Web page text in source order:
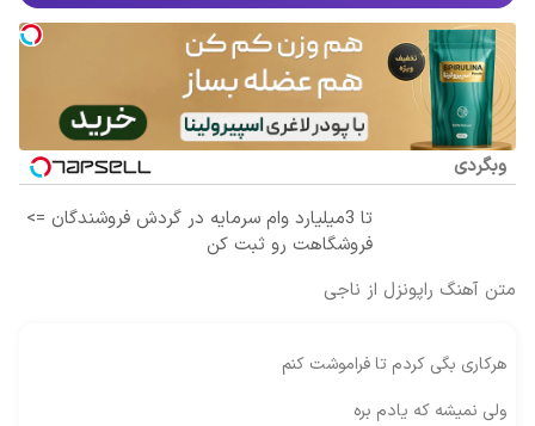
وبگردی
تا 3میلیارد وام سرمایه در گردش فروشندگان =>
فروشگاهت رو ثبت کن
متن آهنگ راپونزل از ناجی
هرکاری بگی کردم تا فراموشت کنم
ولی نمیشه که یادم بره